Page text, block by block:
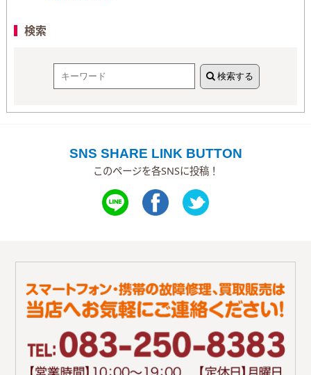
検索
検索する
SNS SHARE LINK BUTTON
このページを各SNSに投稿！